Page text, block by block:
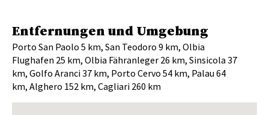
Entfernungen und Umgebung
Porto San Paolo 5 km, San Teodoro 9 km, Olbia
Flughafen 25 km, Olbia Fähranleger 26 km, Sinsicola 37
km, Golfo Aranci 37 km, Porto Cervo 54 km, Palau 64
km, Alghero 152 km, Cagliari 260 km